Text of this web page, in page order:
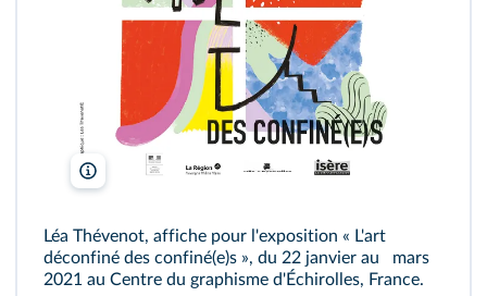
Léa Thévenot / Centre du graphisme d'Échirolles / DR
Léa Thévenot, affiche pour l'exposition « L'art
déconfiné des confiné(e)s », du 22 janvier au mars
2021 au Centre du graphisme d'Échirolles, France.